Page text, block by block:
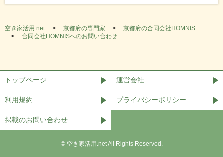
空き家活用.net 京都府の専門家
京都府の合同会社HOMNIS
合同会社HOMNISへのお問い合わせ
トップページ 運営会社
利用規約 プライバシーポリシー
掲載のお問い合わせ
©︎ 空き家活用.net All Rights Reserved.